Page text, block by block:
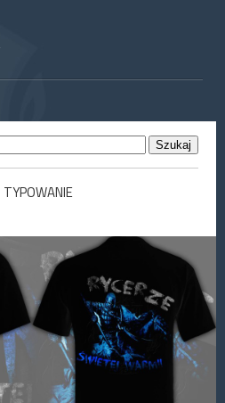
TYPOWANIE